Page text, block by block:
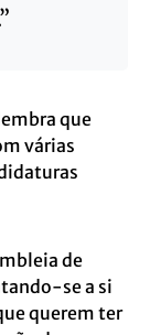
que
várias
de
se a si
querem ter